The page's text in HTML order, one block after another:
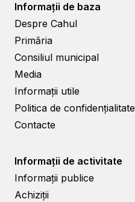
Informații de baza
Despre Cahul
Primăria
Consiliul municipal
Media
Informații utile
Politica de confidențialitate
Contacte
Informații de activitate
Informații publice
Achiziții